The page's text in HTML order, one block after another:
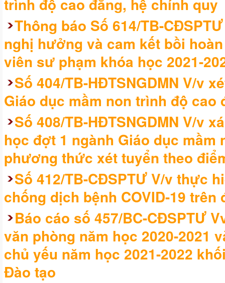
trình độ cao đẳng, hệ chính quy
Thông báo Số 614/TB-
nghị hưởng và cam kết bồi
viên sư phạm khóa học 2021-
Số 404/TB-HĐTSNGDMN V/v
Giáo dục mầm non trình độ cao
Số 408/TB-HĐTSNGDMN V/v
học đợt 1 ngành Giáo dục
phương thức xét tuyển theo
Số 412/TB-CĐSPTƯ V/v thực
chống dịch bệnh COVID-19
Báo cáo số 457/BC-CĐSPTƯ
văn phòng năm học 2020-2021
chủ yếu năm học 2021-2022
Đào tạo